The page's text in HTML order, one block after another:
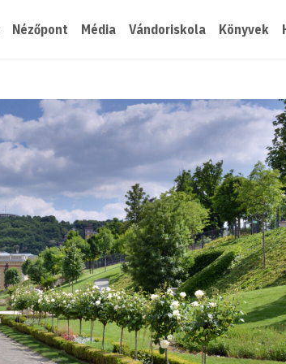
Nézőpont Média Vándoriskola Könyvek